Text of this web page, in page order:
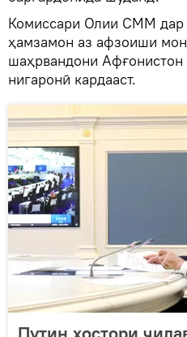
Комиссари Олии СММ дар
ҳамзамон аз афзоиши
шаҳрвандони Афғонистон
нигаронӣ кардааст.